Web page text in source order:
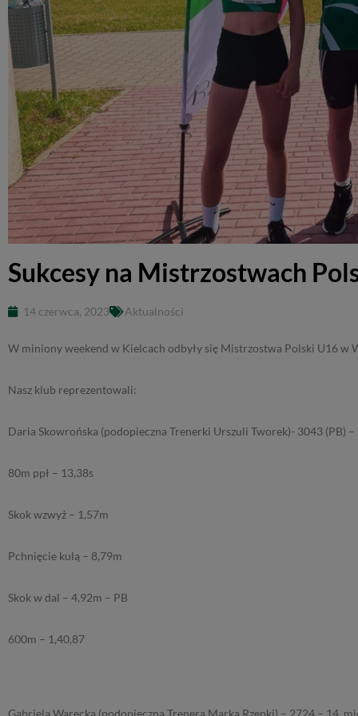
Sukcesy na Mistrzostwach
14 czerwca, 2023 Aktualności
W miniony weekend w Kielcach odbyły się Mistrzostwa Polski U16 w
Nasz klub reprezentowali:
Daria Skowrońska (podopieczna Trenerki Urszuli Tworek)- 3043 (PB)
80m ppł – 13,38s
Skok wzwyż – 1,57m
Pchnięcie kulą – 8,79m
Skok w dal – 4,92m – PB
600m – 1,40,87
Gabriela Warecka (podopieczna Trenera Marka Rzepki) – 2724 – 14.